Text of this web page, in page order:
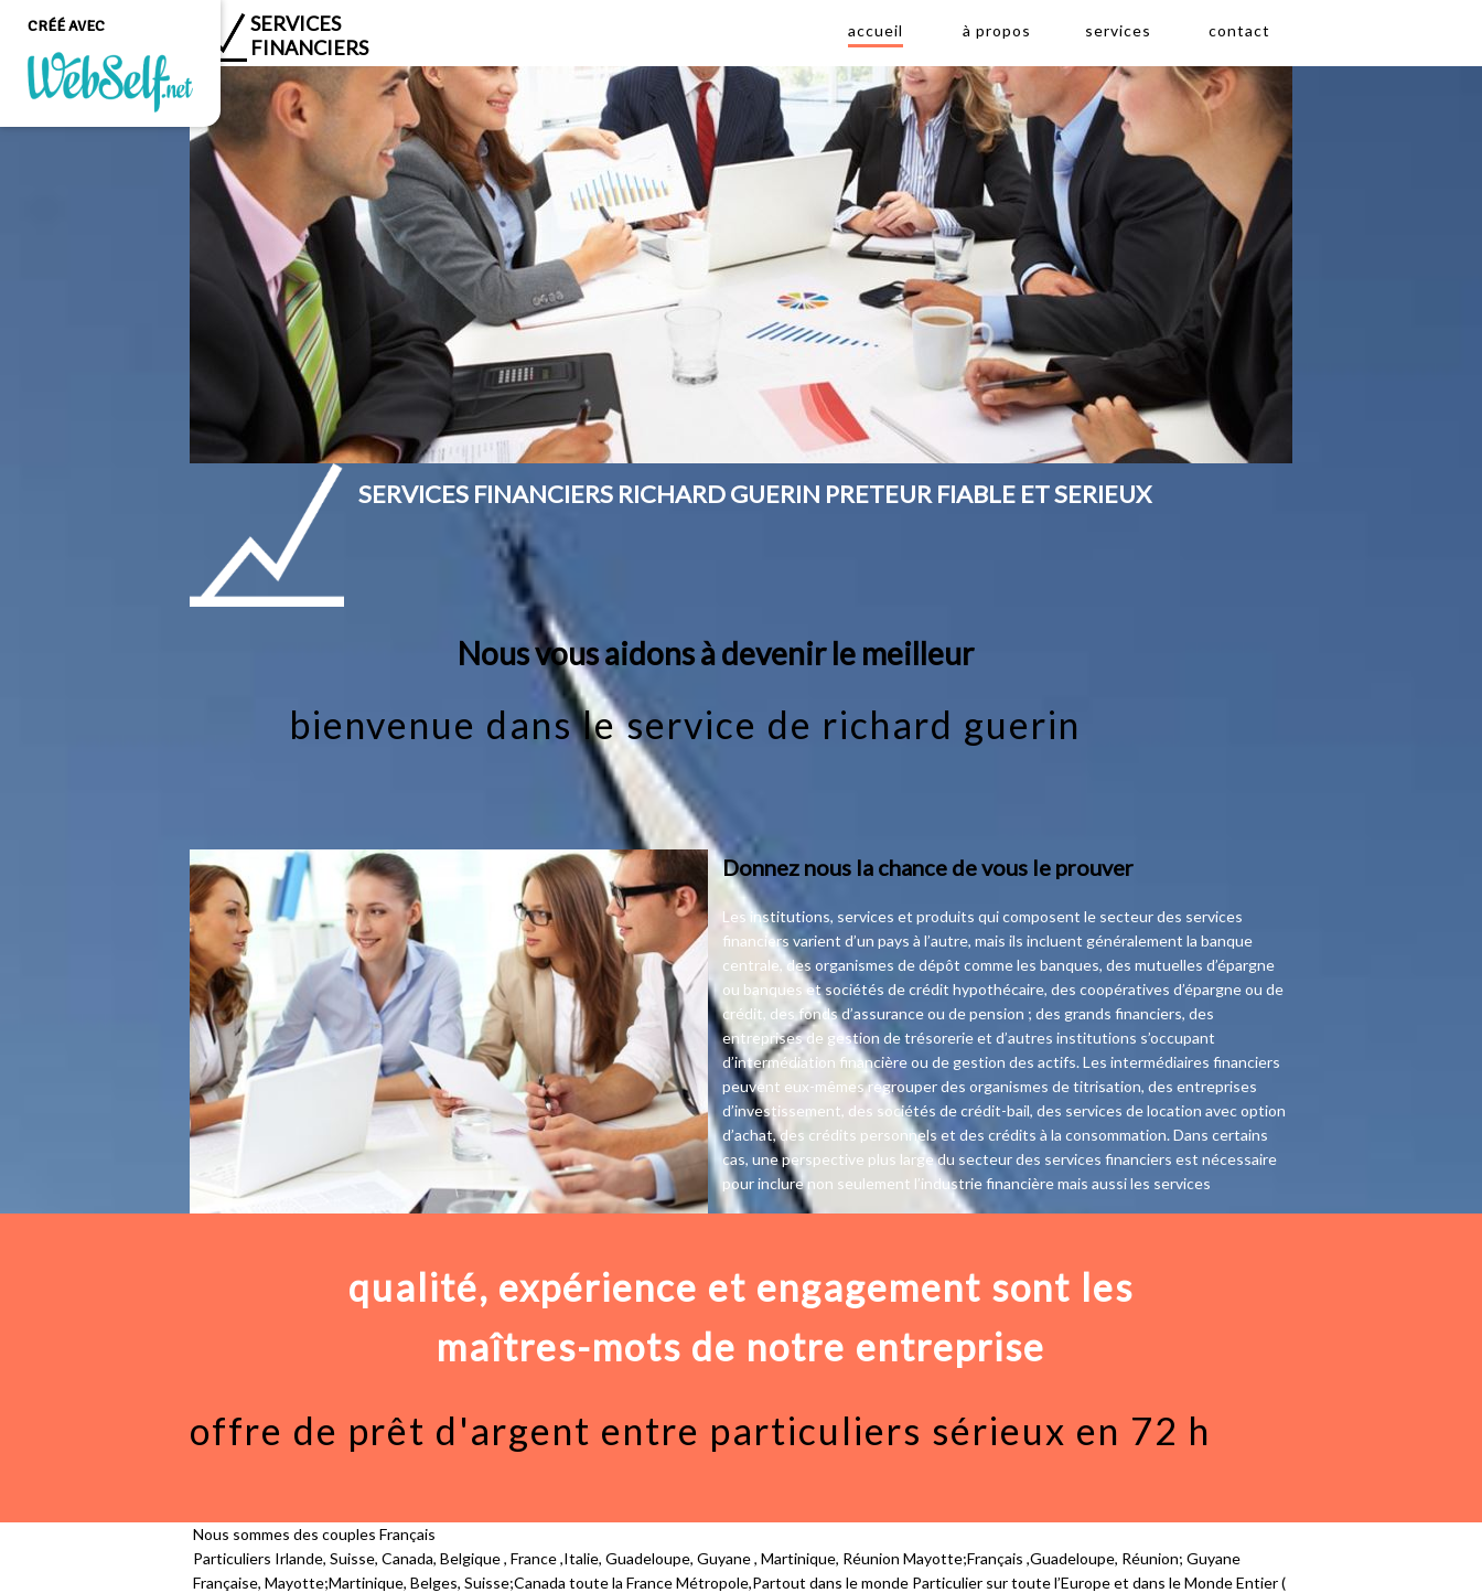
SERVICES
FINANCIERS
accueil à propos services contact
SERVICES FINANCIERS RICHARD GUERIN PRETEUR FIABLE ET SERIEUX
Nous vous aidons à devenir le meilleur
bienvenue dans le service de richard guerin
Donnez nous la chance de vous le prouver
Les institutions, services et produits qui composent le secteur des services
financiers varient d’un pays à l’autre, mais ils incluent généralement la banque
centrale, des organismes de dépôt comme les banques, des mutuelles d’épargne
ou banques et sociétés de crédit hypothécaire, des coopératives d’épargne ou de
crédit, des fonds d’assurance ou de pension ; des grands financiers, des
entreprises de gestion de trésorerie et d’autres institutions s’occupant
d’intermédiation financière ou de gestion des actifs. Les intermédiaires financiers
peuvent eux-mêmes regrouper des organismes de titrisation, des entreprises
d’investissement, des sociétés de crédit-bail, des services de location avec option
d’achat, des crédits personnels et des crédits à la consommation. Dans certains
cas, une perspective plus large du secteur des services financiers est nécessaire
pour inclure non seulement l’industrie financière mais aussi les services
commerciaux qui participent à son fonctionnement.
qualité, expérience et engagement sont les
maîtres-mots de notre entreprise
offre de prêt d'argent entre particuliers sérieux en 72 h
Nous sommes des couples Français
Particuliers Irlande, Suisse, Canada, Belgique , France ,Italie, Guadeloupe, Guyane , Martinique, Réunion Mayotte;Français ,Guadeloupe, Réunion; Guyane
Française, Mayotte;Martinique, Belges, Suisse;Canada toute la France Métropole,Partout dans le monde Particulier sur toute l’Europe et dans le Monde Entier (
CRÉÉ AVEC